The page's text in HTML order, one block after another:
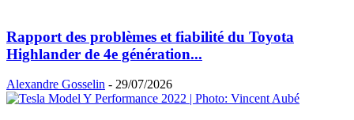
Rapport des problèmes et fiabilité du Toyota
Highlander de 4e génération...
Alexandre Gosselin - 29/07/2026